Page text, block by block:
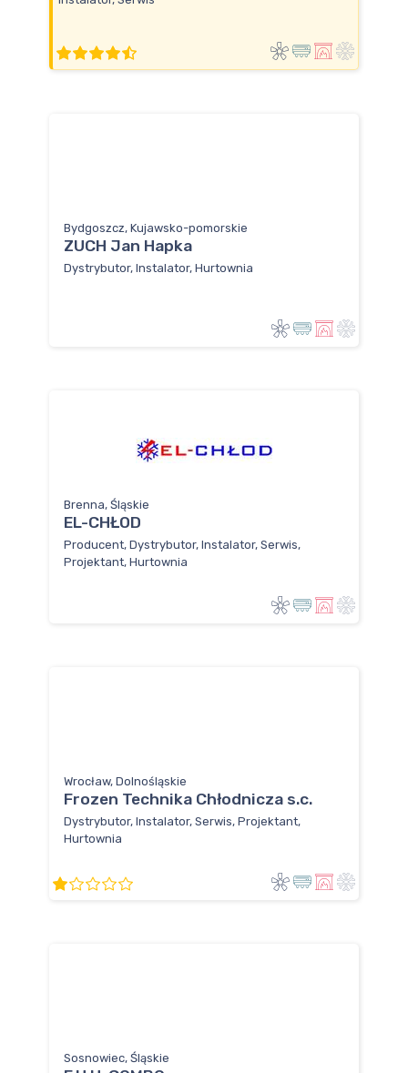
Bydgoszcz, Kujawsko-pomorskie
ZUCH Jan Hapka
Dystrybutor, Instalator, Hurtownia
Brenna, Śląskie
EL-CHŁOD
Producent, Dystrybutor, Instalator, Serwis,
Projektant, Hurtownia
Wrocław, Dolnośląskie
Frozen Technika Chłodnicza s.c.
Dystrybutor, Instalator, Serwis, Projektant,
Hurtownia
Sosnowiec, Śląskie